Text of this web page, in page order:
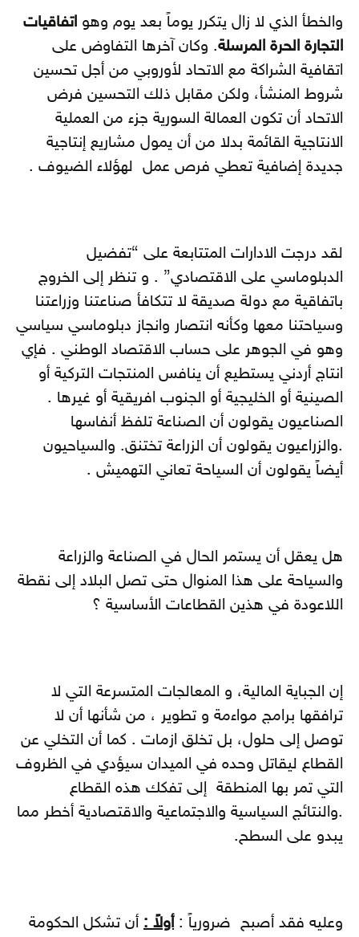
والخطأ الذي لا زال يتكرر يوماً بعد يوم وهو اتفاقيات
التجارة الحرة المرسلة. وكان آخرها التفاوض على
اتقافية الشراكة مع الاتحاد لأوروبي من أجل تحسين
شروط المنشأ، ولكن مقابل ذلك التحسين فرض
الاتحاد أن تكون العمالة السورية جزء من العملية
الانتاجية القائمة بدلا من أن يمول مشاريع إنتاجية
جديدة إضافية تعطي فرص عمل لهؤلاء الضيوف .
لقد درجت الادارات المتتابعة على “تفضيل
الدبلوماسي على الاقتصادي” . و تنظر إلى الخروج
باتفاقية مع دولة صديقة لا تتكافأ صناعتنا وزراعتنا
وسياحتنا معها وكأنه انتصار وانجاز دبلوماسي سياسي
وهو في الجوهر على حساب الاقتصاد الوطني . فإي
انتاج أردني يستطيع أن ينافس المنتجات التركية أو
الصينية أو الخليجية أو الجنوب افريقية أو غيرها .
الصناعيون يقولون أن الصناعة تلفظ أنفاسها
.والزراعيون يقولون أن الزراعة تختنق. والسياحيون
أيضاً يقولون أن السياحة تعاني التهميش .
هل يعقل أن يستمر الحال في الصناعة والزراعة
والسياحة على هذا المنوال حتى تصل البلاد إلى نقطة
اللاعودة في هذين القطاعات الأساسية ؟
إن الجباية المالية، و المعالجات المتسرعة التي لا
ترافقها برامج مواءمة و تطوير ، من شأنها أن لا
توصل إلى حلول، بل تخلق ازمات . كما أن التخلي عن
القطاع ليقاتل وحده في الميدان سيؤدي في الظروف
التي تمر بها المنطقة إلى تفكك هذه القطاع
.والنتائج السياسية والاجتماعية والاقتصادية أخطر مما
يبدو على السطح.
وعليه فقد أصبح ضرورياً :أولاً : أن تشكل الحكومة